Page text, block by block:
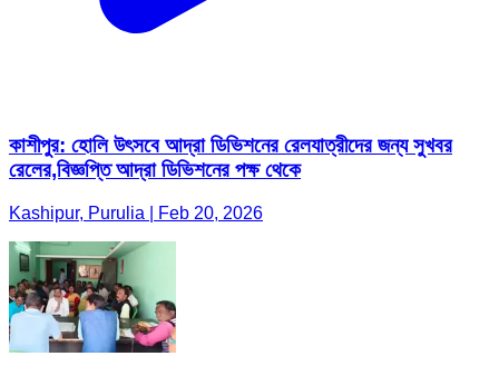
কাশীপুর: হোলি উৎসবে আদ্রা ডিভিশনের রেলযাত্রীদের জন্য সুখবর
রেলের,বিজ্ঞপ্তি আদ্রা ডিভিশনের পক্ষ থেকে
Kashipur, Purulia | Feb 20, 2026